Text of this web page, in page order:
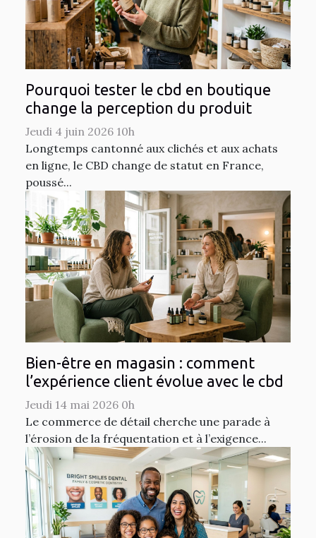
Pourquoi tester le cbd en boutique
change la perception du produit
Jeudi 4 juin 2026 10h
Longtemps cantonné aux clichés et aux achats
en ligne, le CBD change de statut en France,
poussé...
Bien-être en magasin : comment
l’expérience client évolue avec le cbd
Jeudi 14 mai 2026 0h
Le commerce de détail cherche une parade à
l’érosion de la fréquentation et à l’exigence...